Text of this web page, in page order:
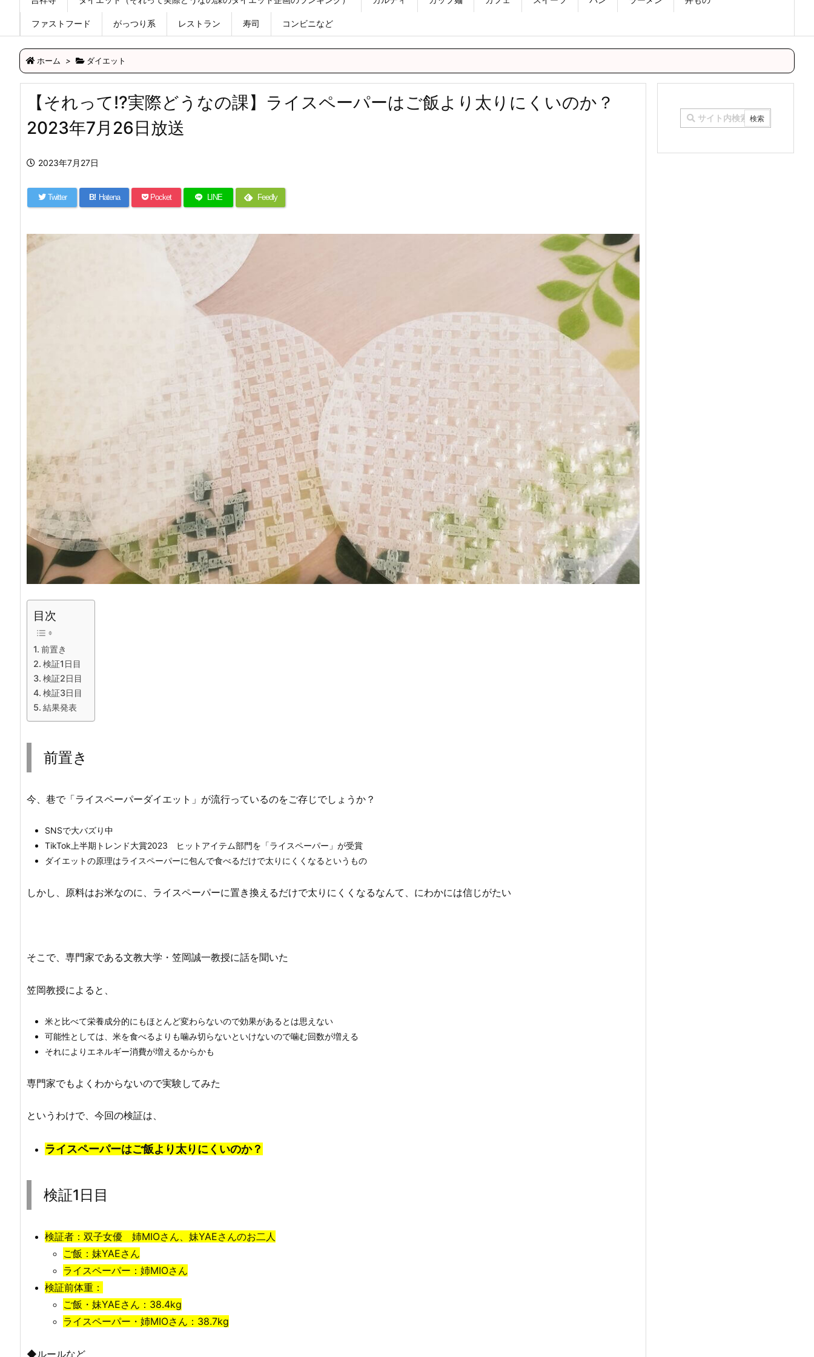
ファストフード がっつり系 レストラン 寿司 コンビニなど
ホーム > ダイエット
【それって!?実際どうなの課】ライスペーパーはご飯より太りにくいのか？
2023年7月26日放送
2023年7月27日
Twitter B! Hatena Pocket LINE Feedly
目次
前置き
検証1日目
検証2日目
検証3日目
結果発表
前置き
今、巷で「ライスペーパーダイエット」が流行っているのをご存じでしょうか？
SNSで大バズり中
TikTok上半期トレンド大賞2023 ヒットアイテム部門を「ライスペーパー」が受賞
ダイエットの原理はライスペーパーに包んで食べるだけで太りにくくなるというもの
しかし、原料はお米なのに、ライスペーパーに置き換えるだけで太りにくくなるなんて、にわかには信じがたい
そこで、専門家である文教大学・笠岡誠一教授に話を聞いた
笠岡教授によると、
米と比べて栄養成分的にもほとんど変わらないので効果があるとは思えない
可能性としては、米を食べるよりも噛み切らないといけないので噛む回数が増える
それによりエネルギー消費が増えるからかも
専門家でもよくわからないので実験してみた
というわけで、今回の検証は、
ライスペーパーはご飯より太りにくいのか？
検証1日目
検証者：双子女優 姉MIOさん、妹YAEさんのお二人
ご飯：妹YAEさん
ライスペーパー：姉MIOさん
検証前体重：
ご飯・ 妹YAEさん ：38.4kg
ライスペーパー・姉MIOさん ：38.7kg
◆ルールなど